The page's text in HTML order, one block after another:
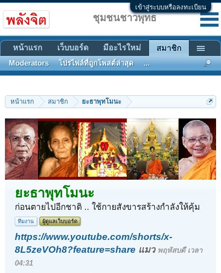
เข้าสู่ระบบหรือลงทะเบียน
หน้าแรก สมาชิก ยะธาพุทโมนะ
ยะธาพุทโมนะ
ก่อนตายไปอีกชาติ .. ใช้กายสังขารสร้างกำลังให้คุ้ม
ทีมงาน ผู้ดูแลเว็บบอร์ด
https://www.youtube.com/shorts/x-
8L5zeVOh8?feature=share แมว พฤหัสบดี เวลา
04:31
ชุมชนชาวพุทธ
หน้าแรก เว็บบอร์ด มีอะไรใหม่ สมาชิก
Moderators โปรไฟล์ที่ถูกโพสต์ล่าสุด ...